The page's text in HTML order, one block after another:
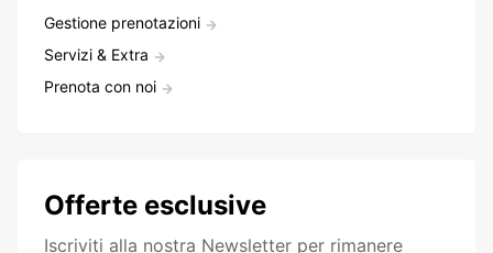
Gestione prenotazioni
Servizi & Extra
Prenota con noi
Offerte esclusive
Iscriviti alla nostra Newsletter per rimanere